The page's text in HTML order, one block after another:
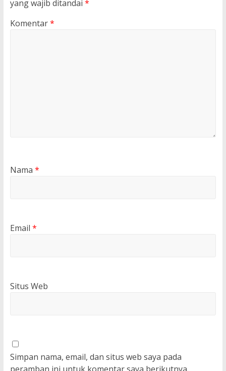
yang wajib ditandai *
Komentar*
Nama *
Email *
Situs Web
Simpan nama, email, dan situs web saya pada